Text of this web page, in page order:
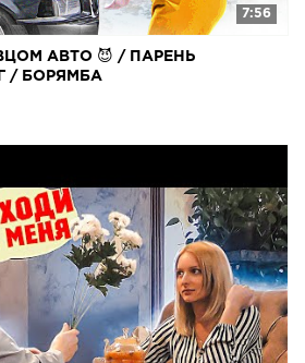
7:56
АВТО 😈 / ПАРЕНЬ
/ БОРЯМБА